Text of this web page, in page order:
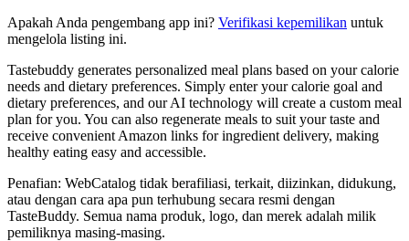
Apakah Anda pengembang app ini? Verifikasi kepemilikan untuk
mengelola listing ini.
Tastebuddy generates personalized meal plans based on your calorie
needs and dietary preferences. Simply enter your calorie goal and
dietary preferences, and our AI technology will create a custom meal
plan for you. You can also regenerate meals to suit your taste and
receive convenient Amazon links for ingredient delivery, making
healthy eating easy and accessible.
Penafian: WebCatalog tidak berafiliasi, terkait, diizinkan, didukung,
atau dengan cara apa pun terhubung secara resmi dengan
TasteBuddy. Semua nama produk, logo, dan merek adalah milik
pemiliknya masing-masing.